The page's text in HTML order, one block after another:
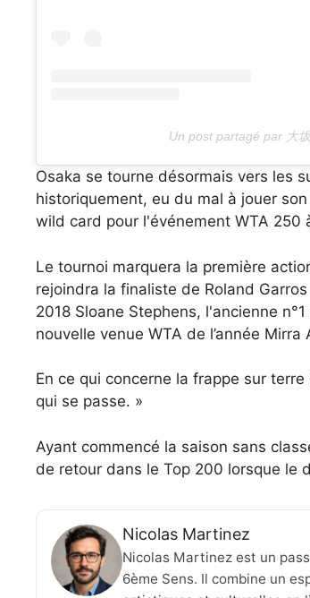
Un post partagé par
Osaka se tourne désormais vers les
historiquement, eu du mal à jouer
wild card pour l'événement WTA 250
Le tournoi marquera la première
rejoindra la finaliste de Roland
2018 Sloane Stephens, l'ancienne
nouvelle venue WTA de l’année
En ce qui concerne la frappe sur
qui se passe. »
Ayant commencé la saison sans
de retour dans le Top 200 lorsque le
Nicolas Martinez
Nicolas Martinez est un
6ème Sens. Il combine un